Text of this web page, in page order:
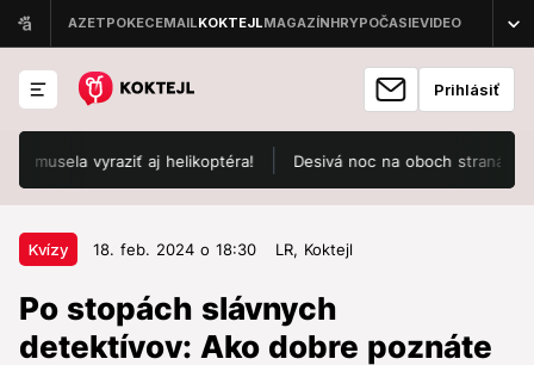
Prihlásiť
vyraziť aj helikoptéra! Desivá noc na oboch stranách:
Kvízy 18. feb. 2024 o 18:30 LR, Koktejl
Po stopách slávnych
detektívov: Ako dobre poznáte
Kvízy 18. feb. 2024 o 18:30
Po stopách slávnych detektívov:
Ako dobre poznáte vyšetrovateľov